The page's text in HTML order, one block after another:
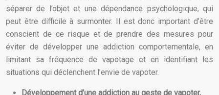
séparer de l’objet et une dépendance psychologique, qui
peut être difficile à surmonter. Il est donc important d’être
conscient de ce risque et de prendre des mesures pour
éviter de développer une addiction comportementale, en
limitant sa fréquence de vapotage et en identifiant les
situations qui déclenchent l’envie de vapoter.
Développement d’une addiction au geste de vapoter,